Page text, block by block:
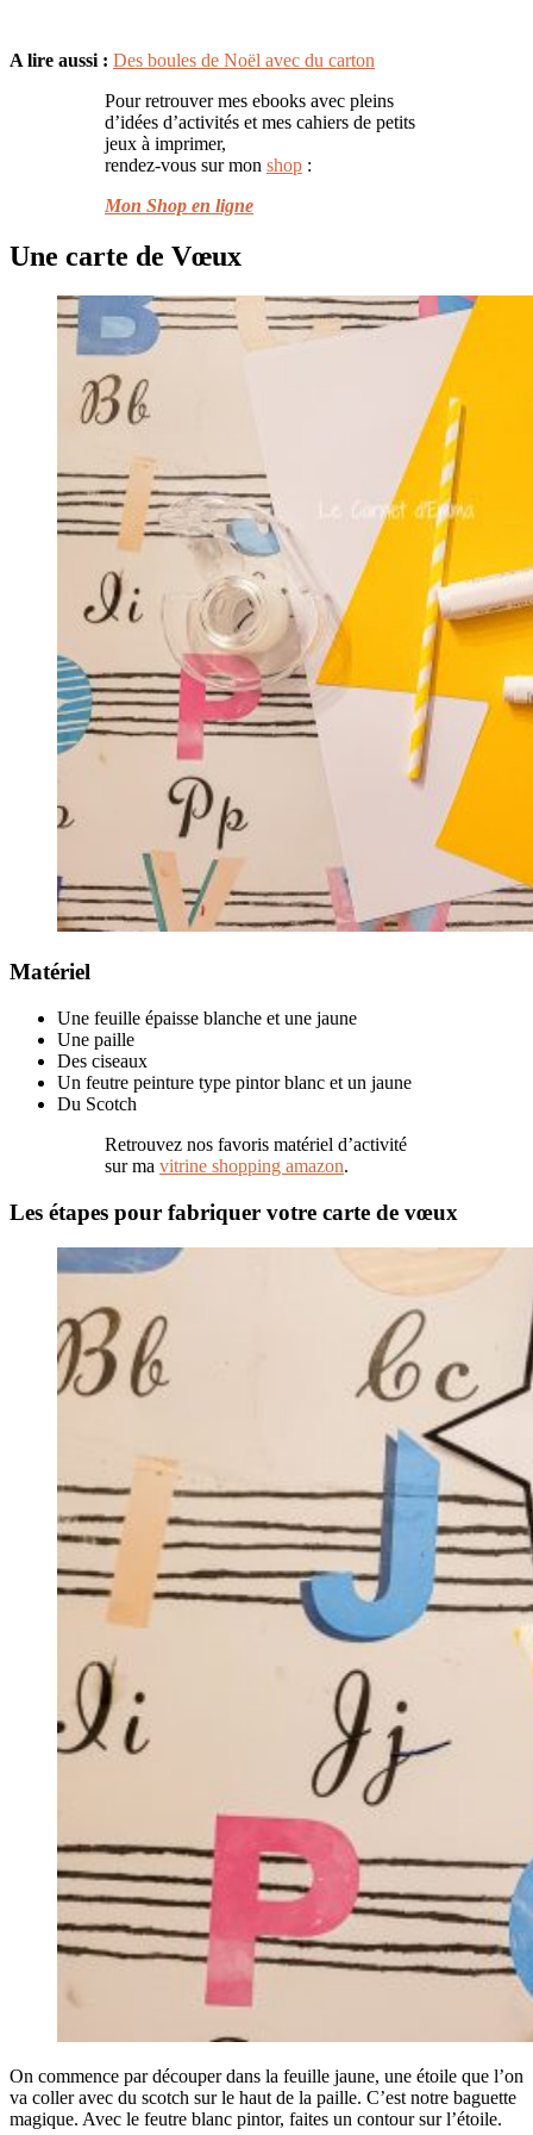
A lire aussi : Des boules de Noël avec du carton
Pour retrouver mes ebooks avec pleins
d’idées d’activités et mes cahiers de petits
jeux à imprimer,
rendez-vous sur mon shop :
Mon Shop en ligne
Une carte de Vœux
Matériel
Une feuille épaisse blanche et une jaune
Une paille
Des ciseaux
Un feutre peinture type pintor blanc et un jaune
Du Scotch
Retrouvez nos favoris matériel d’activité
sur ma vitrine shopping amazon.
Les étapes pour fabriquer votre carte de vœux
On commence par découper dans la feuille jaune, une étoile que l’on
va coller avec du scotch sur le haut de la paille. C’est notre baguette
magique. Avec le feutre blanc pintor, faites un contour sur l’étoile.